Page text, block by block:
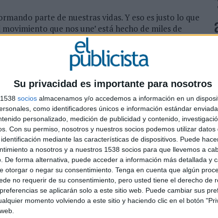
Su privacidad es importante para nosotros
socios almacenamos y/o accedemos a información en un
como identificadores únicos e información estándar
personalizado, medición de publicidad y contenido,
Con su permiso, nosotros y nuestros socios podemos utilizar datos
mediante las características de dispositivos. Puede
a nosotros y a nuestros 1538 socios para que llevemos a
De forma alternativa, puede acceder a información más detallada y
otorgar o negar su consentimiento. Tenga en cuenta que algún
no requerir de su consentimiento, pero usted tiene el derecho de
se aplicarán solo a este sitio web. Puede cambiar sus
momento volviendo a este sitio y haciendo clic en el botón
parte de nuestras vidas. Y eso es justo lo que
que nos une’ está hecho de miles de
que con el paso del tiempo han creado un
que vea la campaña podrá sentirse
afirma Luis García de Oro, director
como el icónico T1, el Multivan o el ID. Buzz,
capacidad para adaptarse a las necesidades
resume con una frase que define muy bien el
este movimiento, porque el movimiento está en
que nos une" nace para unir a varias generaciones
para miles de conductores a lo largo de los años.
trabajo, o inolvidables viajes en familia son solo una
han sido partícipes de incontables momentos.